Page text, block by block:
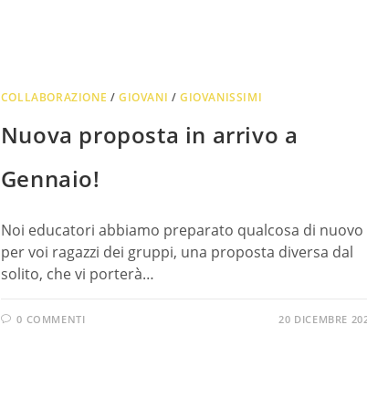
COLLABORAZIONE /GIOVANI /GIOVANISSIMI
Nuova proposta in arrivo a
Gennaio!
Noi educatori abbiamo preparato qualcosa di nuovo
per voi ragazzi dei gruppi, una proposta diversa dal
solito, che vi porterà…
0 COMMENTI 20 DICEMBRE